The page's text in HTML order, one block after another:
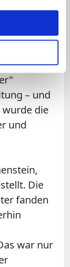
er nur
am Ende
den
– und
wurde die
und
Die
fanden
war nur